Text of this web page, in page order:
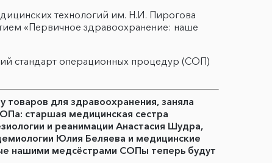
технологий им. Н.И. Пирогова
«Первичное здравоохранение: наше
стандарт операционных процедур (СОП)
для здравоохранения, заняла
старшая медицинская сестра
и реанимации Анастасия Шудра,
Юлия Беляева и медицинские
нашими медсёстрами СОПы теперь будут